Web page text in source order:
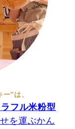
”は、
フル米粉型
を運ぶかん